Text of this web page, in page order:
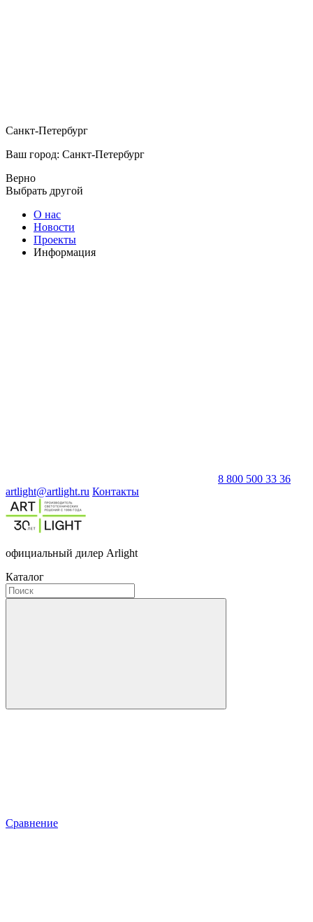
Санкт-Петербург
Ваш город: Санкт-Петербург
Верно
Выбрать другой
О нас
Новости
Проекты
Информация
8 800 500 33 36
artlight@artlight.ru Контакты
официальный дилер Arlight
Каталог
Сравнение